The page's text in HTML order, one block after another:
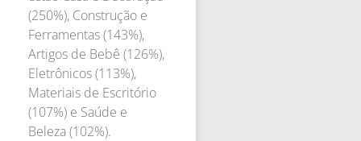
(250%), Construção e
Ferramentas (143%),
Artigos de Bebê (126%),
Eletrônicos (113%),
Materiais de Escritório
(107%) e Saúde e
Beleza (102%).